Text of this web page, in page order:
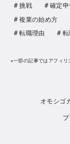
挑戦
確定
複業の始め方
転職理由
※一部の記事ではアフィリ
オモシゴ